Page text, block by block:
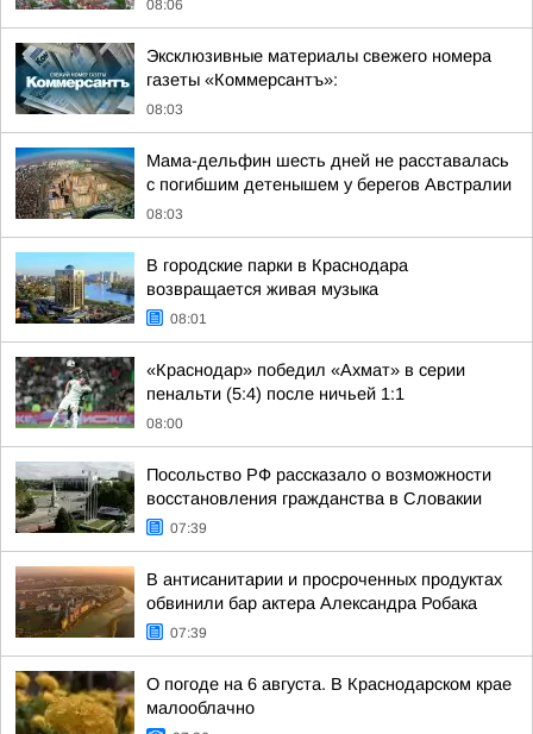
08:06
Эксклюзивные материалы свежего номера
газеты «Коммерсантъ»:
08:03
Мама-дельфин шесть дней не расставалась
с погибшим детенышем у берегов Австралии
08:03
В городские парки в Краснодара
возвращается живая музыка
08:01
«Краснодар» победил «Ахмат» в серии
пенальти (5:4) после ничьей 1:1
08:00
Посольство РФ рассказало о возможности
восстановления гражданства в Словакии
07:39
В антисанитарии и просроченных продуктах
обвинили бар актера Александра Робака
07:39
О погоде на 6 августа. В Краснодарском крае
малооблачно